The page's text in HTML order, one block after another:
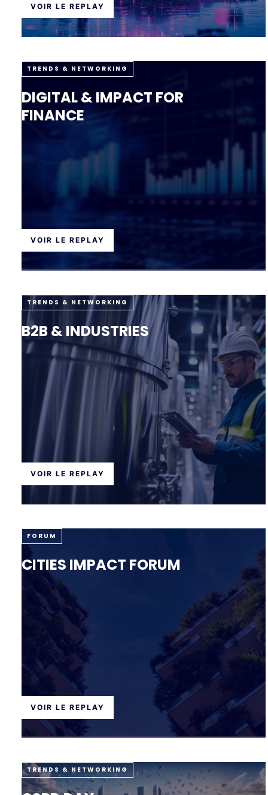
VOIR LE REPLAY
TRENDS & NETWORKING
DIGITAL & IMPACT FOR
FINANCE
VOIR LE REPLAY
TRENDS & NETWORKING
B2B & INDUSTRIES
VOIR LE REPLAY
FORUM
CITIES IMPACT FORUM
VOIR LE REPLAY
TRENDS & NETWORKING